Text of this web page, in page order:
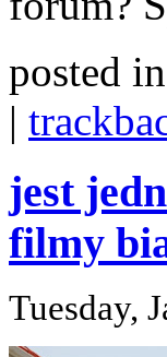
posted in
|
jest
filmy
Tuesday,